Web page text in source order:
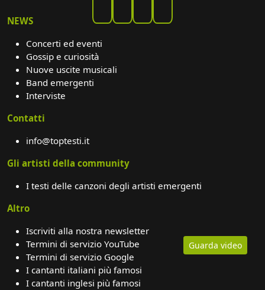
Guarda video
NEWS
Concerti ed eventi
Gossip e curiosità
Nuove uscite musicali
Band emergenti
Interviste
Contatti
info@toptesti.it
Gli artisti della community
I testi delle canzoni degli artisti emergenti
Altro
Iscriviti alla nostra newsletter
Termini di servizio YouTube
Termini di servizio Google
I cantanti italiani più famosi
I cantanti inglesi più famosi